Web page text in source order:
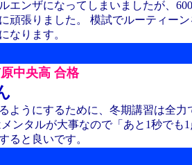
エンザになってしまいましたが、
頑張りました。 模試でルーティー
なります。
中央高 合格
ようにするために、冬期講習は全力
ンタルが大事なので「あと1秒でも
ると良いです。